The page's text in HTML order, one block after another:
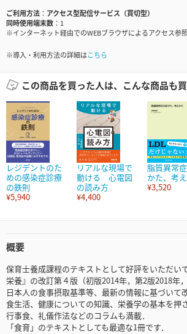
ご利用方法
アクセス型配信サービス（買切型）
同時使用端末数
1
※インターネット経由でのWEBブラウザによるアクセス参照
※導入・利用方法の詳細はこちら
この商品を買った人は、こんな商品も買
レジデントのた
めの感染症診療
の鉄則
¥5,940
リアルな現場で
動ける 心電図
の読み方
¥4,400
脂質異常
かた、考
¥3,520
概要
保育士養成課程のテキストとして好評をいただい
栄養』の改訂第４版（初版2014年，第2版2018年
日本人の食事摂取基準等、最新の情報に基づいて改
食生活、健康についての知識、栄養学の基本を押
行事食、礼儀作法などのコラムも満載．
「食育」のテキストとしても最適な1冊です．